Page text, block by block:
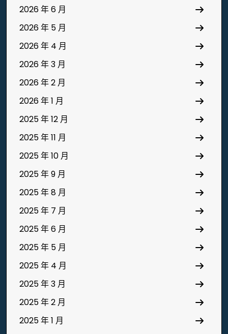
2026 年 6 月
2026 年 5 月
2026 年 4 月
2026 年 3 月
2026 年 2 月
2026 年 1 月
2025 年 12 月
2025 年 11 月
2025 年 10 月
2025 年 9 月
2025 年 8 月
2025 年 7 月
2025 年 6 月
2025 年 5 月
2025 年 4 月
2025 年 3 月
2025 年 2 月
2025 年 1 月